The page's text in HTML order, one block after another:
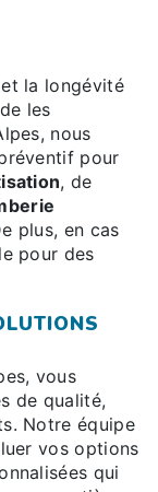
la longévité
les
nous
pour
, de
plus, en cas
pour des
vous
de qualité,
Notre équipe
vos options
qui